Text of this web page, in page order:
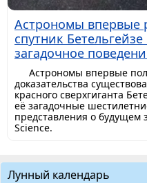
Астрономы впервые
спутник
загадочное
Астрономы впервые
доказательства
красного сверхгиганта
её загадочные
представления о будущем
Science.
Лунный календарь